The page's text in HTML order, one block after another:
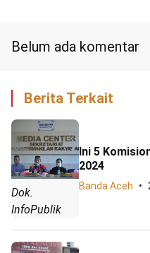
Belum ada komentar
Berita Terkait
Dok.
InfoPublik
Ini 5
2024
Banda Aceh